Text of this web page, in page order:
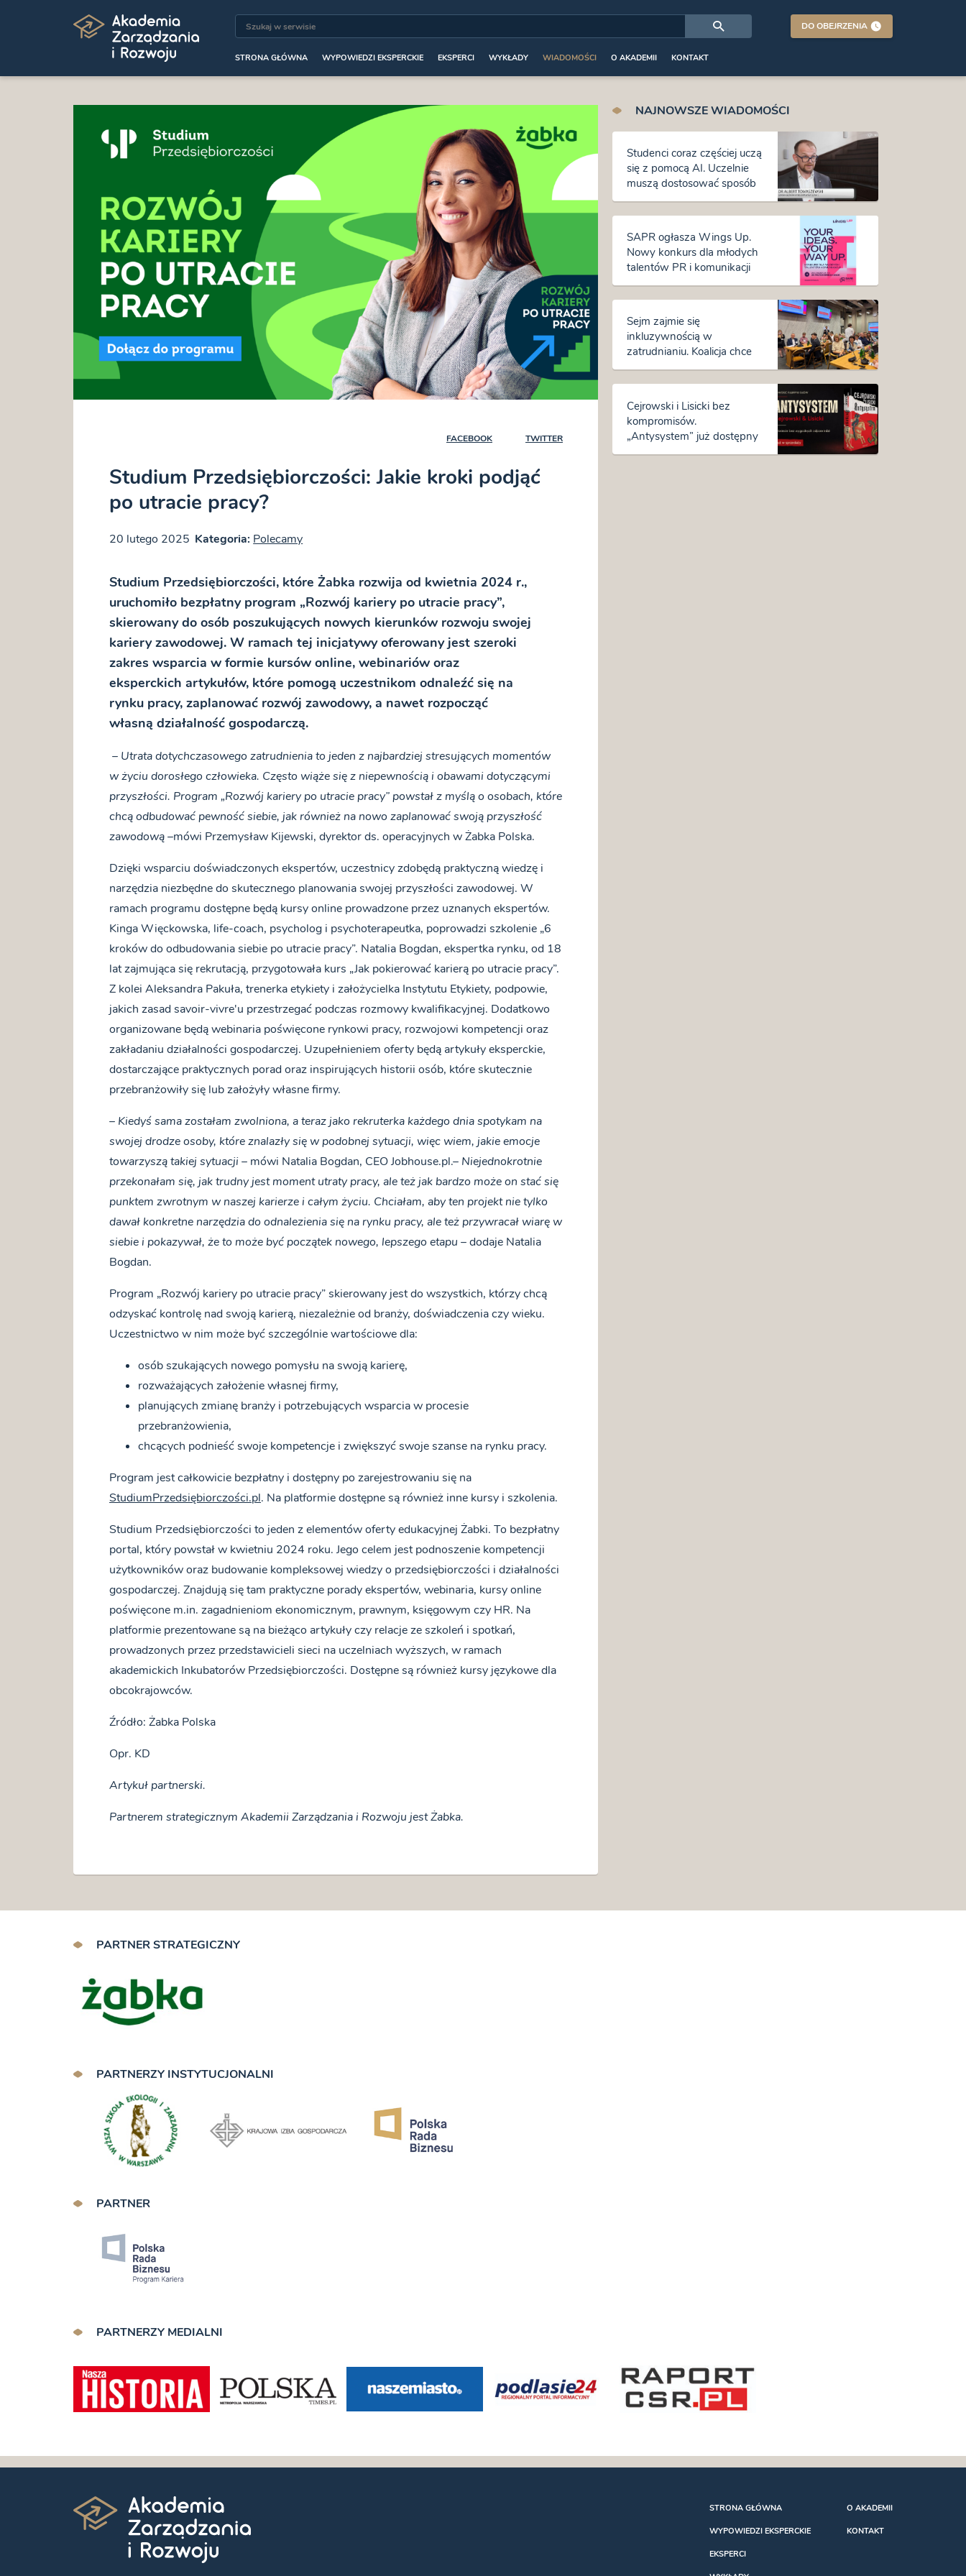
STRONA GŁÓWNA WYPOWIEDZI EKSPERCKIE EKSPERCI WYKŁADY WIADOMOŚCI O AKADEMII KONTAKT
DO OBEJRZENIA
FACEBOOK TWITTER
Studium Przedsiębiorczości: Jakie kroki podjąć
po utracie pracy?
20 lutego 2025 Kategoria: Polecamy
Studium Przedsiębiorczości, które Żabka rozwija od kwietnia 2024 r.,
uruchomiło bezpłatny program „Rozwój kariery po utracie pracy”,
skierowany do osób poszukujących nowych kierunków rozwoju swojej
kariery zawodowej. W ramach tej inicjatywy oferowany jest szeroki
zakres wsparcia w formie kursów online, webinariów oraz
eksperckich artykułów, które pomogą uczestnikom odnaleźć się na
rynku pracy, zaplanować rozwój zawodowy, a nawet rozpocząć
własną działalność gospodarczą.
– Utrata dotychczasowego zatrudnienia to jeden z najbardziej stresujących momentów
w życiu dorosłego człowieka. Często wiąże się z niepewnością i obawami dotyczącymi
przyszłości. Program „Rozwój kariery po utracie pracy” powstał z myślą o osobach, które
chcą odbudować pewność siebie, jak również na nowo zaplanować swoją przyszłość
zawodową–mówi Przemysław Kijewski, dyrektor ds. operacyjnych w Żabka Polska.
Dzięki wsparciu doświadczonych ekspertów, uczestnicy zdobędą praktyczną wiedzę i
narzędzia niezbędne do skutecznego planowania swojej przyszłości zawodowej. W
ramach programu dostępne będą kursy online prowadzone przez uznanych ekspertów.
Kinga Więckowska, life-coach, psycholog i psychoterapeutka, poprowadzi szkolenie „6
kroków do odbudowania siebie po utracie pracy”. Natalia Bogdan, ekspertka rynku, od 18
lat zajmująca się rekrutacją, przygotowała kurs „Jak pokierować karierą po utracie pracy”.
Z kolei Aleksandra Pakuła, trenerka etykiety i założycielka Instytutu Etykiety, podpowie,
jakich zasad savoir-vivre'u przestrzegać podczas rozmowy kwalifikacyjnej. Dodatkowo
organizowane będą webinaria poświęcone rynkowi pracy, rozwojowi kompetencji oraz
zakładaniu działalności gospodarczej. Uzupełnieniem oferty będą artykuły eksperckie,
dostarczające praktycznych porad oraz inspirujących historii osób, które skutecznie
przebranżowiły się lub założyły własne firmy.
– Kiedyś sama zostałam zwolniona, a teraz jako rekruterka każdego dnia spotykam na
swojej drodze osoby, które znalazły się w podobnej sytuacji, więc wiem, jakie emocje
towarzyszą takiej sytuacji – mówi Natalia Bogdan, CEO Jobhouse.pl.– Niejednokrotnie
przekonałam się, jak trudny jest moment utraty pracy, ale też jak bardzo może on stać się
punktem zwrotnym w naszej karierze i całym życiu. Chciałam, aby ten projekt nie tylko
dawał konkretne narzędzia do odnalezienia się na rynku pracy, ale też przywracał wiarę w
siebie i pokazywał, że to może być początek nowego, lepszego etapu – dodaje Natalia
Bogdan.
Program „Rozwój kariery po utracie pracy” skierowany jest do wszystkich, którzy chcą
odzyskać kontrolę nad swoją karierą, niezależnie od branży, doświadczenia czy wieku.
Uczestnictwo w nim może być szczególnie wartościowe dla:
osób szukających nowego pomysłu na swoją karierę,
rozważających założenie własnej firmy,
planujących zmianę branży i potrzebujących wsparcia w procesie
przebranżowienia,
chcących podnieść swoje kompetencje i zwiększyć swoje szanse na rynku pracy.
Program jest całkowicie bezpłatny i dostępny po zarejestrowaniu się na
StudiumPrzedsiębiorczości.pl. Na platformie dostępne są również inne kursy i szkolenia.
Studium Przedsiębiorczości to jeden z elementów oferty edukacyjnej Żabki. To bezpłatny
portal, który powstał w kwietniu 2024 roku. Jego celem jest podnoszenie kompetencji
użytkowników oraz budowanie kompleksowej wiedzy o przedsiębiorczości i działalności
gospodarczej. Znajdują się tam praktyczne porady ekspertów, webinaria, kursy online
poświęcone m.in. zagadnieniom ekonomicznym, prawnym, księgowym czy HR. Na
platformie prezentowane są na bieżąco artykuły czy relacje ze szkoleń i spotkań,
prowadzonych przez przedstawicieli sieci na uczelniach wyższych, w ramach
akademickich Inkubatorów Przedsiębiorczości. Dostępne są również kursy językowe dla
obcokrajowców.
Źródło: Żabka Polska
Opr. KD
Artykuł partnerski.
Partnerem strategicznym Akademii Zarządzania i Rozwoju jest Żabka.
NAJNOWSZE WIADOMOŚCI
Studenci coraz częściej uczą
się z pomocą AI. Uczelnie
muszą dostosować sposób
kształcenia i oceniania
SAPR ogłasza Wings Up.
Nowy konkurs dla młodych
talentów PR i komunikacji
Sejm zajmie się
inkluzywnością w
zatrudnianiu. Koalicja chce
zmian na rynku pracy
Cejrowski i Lisicki bez
kompromisów.
„Antysystem” już dostępny
w sprzedaży
PARTNER STRATEGICZNY
PARTNERZY INSTYTUCJONALNI
PARTNER
PARTNERZY MEDIALNI
STRONA GŁÓWNA
WYPOWIEDZI EKSPERCKIE
EKSPERCI
O AKADEMII
KONTAKT